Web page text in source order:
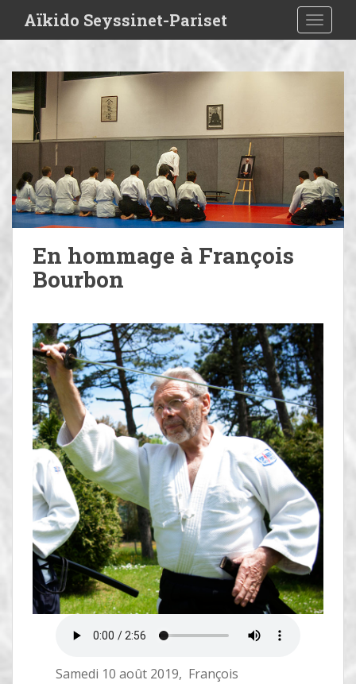
i
Aïkido Seyssinet-Pariset
En hommage à François
Bourbon
Samedi 10 août 2019, François